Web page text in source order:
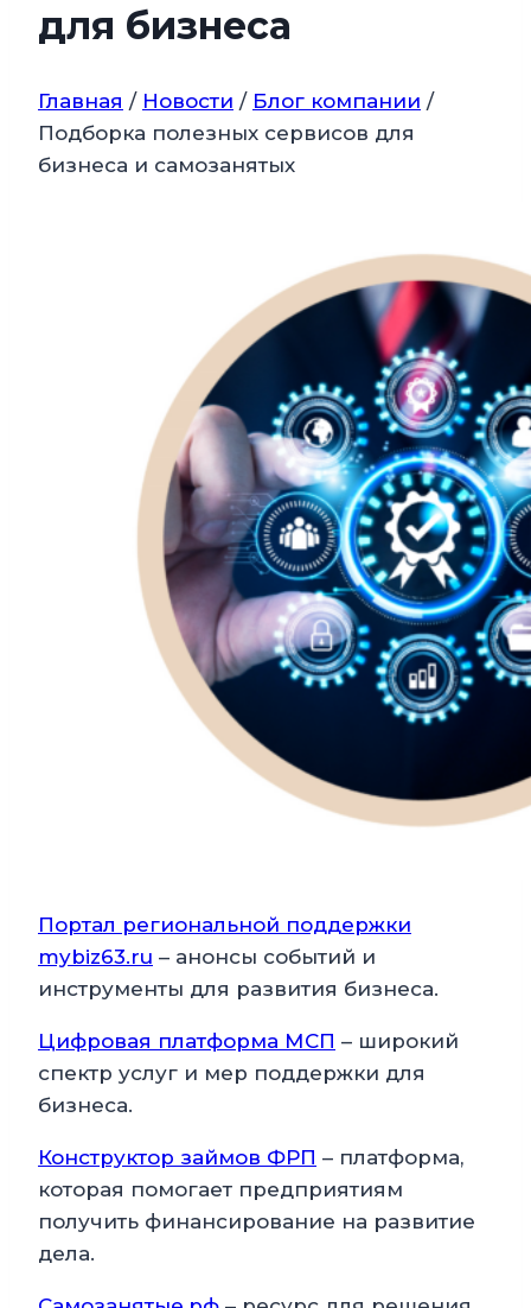
для бизнеса
Главная / Новости / Блог компании /
Подборка полезных сервисов для
бизнеса и самозанятых
Портал региональной поддержки
mybiz63.ru – анонсы событий и
инструменты для развития бизнеса.
Цифровая платформа МСП – широкий
спектр услуг и мер поддержки для
бизнеса.
Конструктор займов ФРП – платформа,
которая помогает предприятиям
получить финансирование на развитие
дела.